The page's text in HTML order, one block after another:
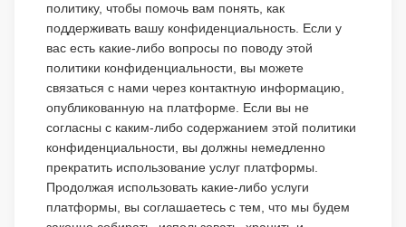
политику, чтобы помочь вам понять, как
поддерживать вашу конфиденциальность. Если у
вас есть какие-либо вопросы по поводу этой
политики конфиденциальности, вы можете
связаться с нами через контактную информацию,
опубликованную на платформе. Если вы не
согласны с каким-либо содержанием этой политики
конфиденциальности, вы должны немедленно
прекратить использование услуг платформы.
Продолжая использовать какие-либо услуги
платформы, вы соглашаетесь с тем, что мы будем